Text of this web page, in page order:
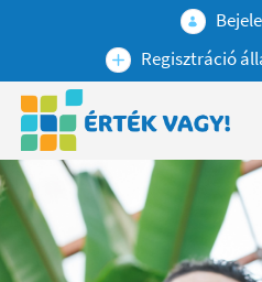
Regisztráció